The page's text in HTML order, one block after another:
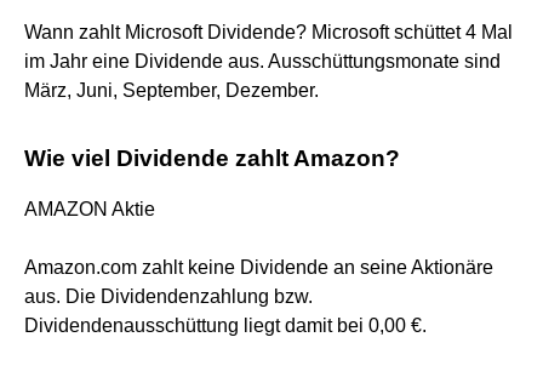
Wann zahlt Microsoft Dividende? Microsoft schüttet 4 Mal
im Jahr eine Dividende aus. Ausschüttungsmonate sind
März, Juni, September, Dezember.
Wie viel Dividende zahlt Amazon?
AMAZON Aktie
Amazon.com zahlt keine Dividende an seine Aktionäre
aus. Die Dividendenzahlung bzw.
Dividendenausschüttung liegt damit bei 0,00 €.